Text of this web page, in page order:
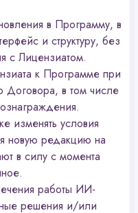
в Программу, в
и структуру, без
с Лицензиатом.
к Программе при
Договора, в том числе
изменять условия
новую редакцию на
в силу с момента
работы ИИ-
решения и/или